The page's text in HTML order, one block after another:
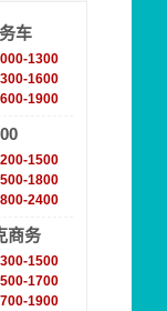
车
1300
1600
1900
1500
1800
2400
商务
1500
1700
1900